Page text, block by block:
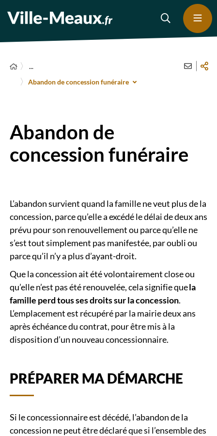
...
Abandon de concession funéraire
Abandon de
concession funéraire
L’abandon survient quand la famille ne veut plus de la
concession, parce qu’elle a excédé le délai de deux ans
prévu pour son renouvellement ou parce qu’elle ne
s’est tout simplement pas manifestée, par oubli ou
parce qu’il n’y a plus d’ayant-droit.
Que la concession ait été volontairement close ou
qu’elle n’est pas été renouvelée, cela signifie quela
famille perd tous ses droits sur la concession.
L’emplacement est récupéré par la mairie deux ans
après échéance du contrat, pour être mis à la
disposition d’un nouveau concessionnaire.
PRÉPARER MA DÉMARCHE
Si le concessionnaire est décédé, l’abandon de la
concession ne peut être déclaré que si l’ensemble des